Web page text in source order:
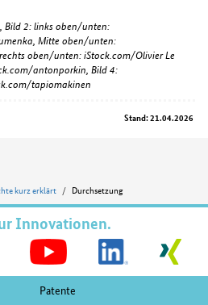
Bild 2: links oben/unten:
Mitte oben/unten:
oben/unten: iStock.com/Olivier Le
antonporkin, Bild 4:
tapiomakinen
Stand: 21.04.2026
kurz erklärt Durchsetzung
Innovationen.
Patente